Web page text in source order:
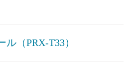
ル（PRX-T33）